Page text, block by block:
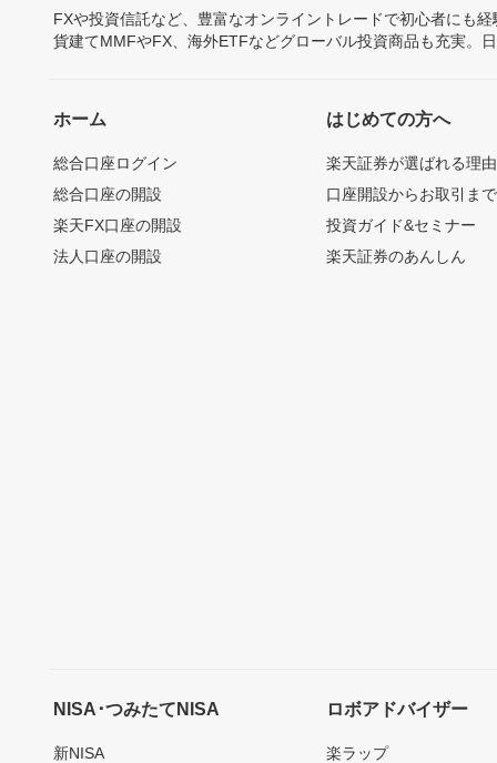
FXや投資信託など、豊富なオンライントレードで初心者にも
貨建てMMFやFX、海外ETFなどグローバル投資商品も充実。
ホーム
総合口座ログイン
総合口座の開設
楽天FX口座の開設
法人口座の開設
はじめての方へ
楽天証券が選ばれる理由
口座開設からお取引ま
投資ガイド&セミナー
楽天証券のあんしん
NISA･つみたてNISA
新NISA
ロボアドバイザー
楽ラップ